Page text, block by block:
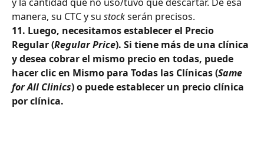
manera, su CTC y su stock serán precisos.
11. Luego, necesitamos establecer el Precio
Regular (Regular Price). Si tiene más de una clínica
y desea cobrar el mismo precio en todas, puede
hacer clic en Mismo para Todas las Clínicas (Same
for All Clinics) o puede establecer un precio clínica
por clínica.